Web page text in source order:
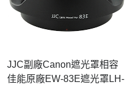
JJC副廠Canon遮光罩相容
佳能原廠EW-83E遮光罩LH-